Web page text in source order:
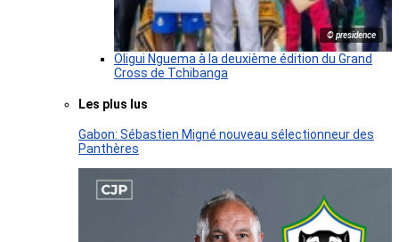
© presidence
Oligui Nguema à la deuxième édition du Grand
Cross de Tchibanga
Les plus lus
Gabon: Sébastien Migné nouveau sélectionneur des
Panthères